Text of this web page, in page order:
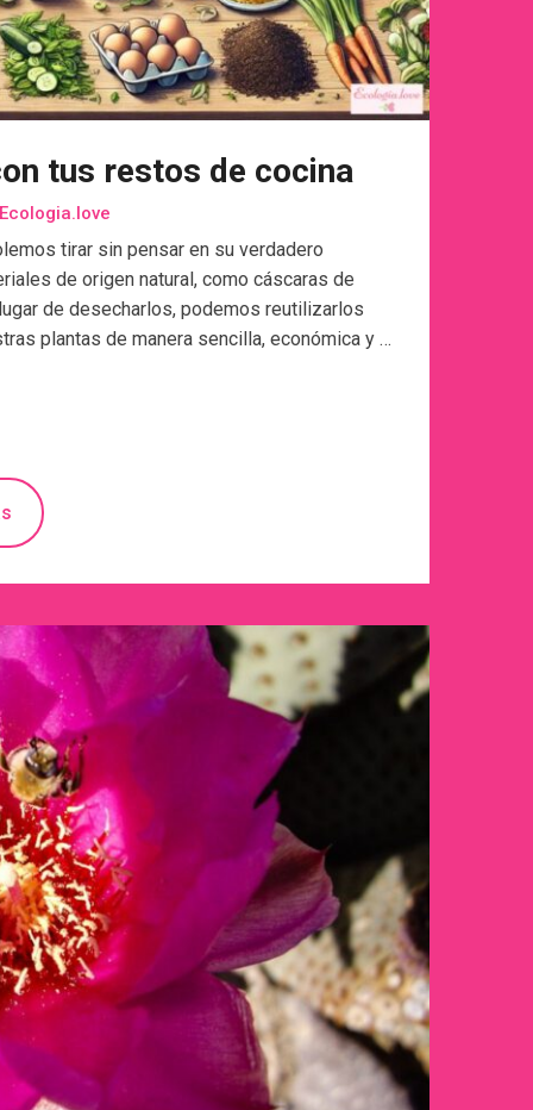
tus restos de cocina
tirar sin pensar en su verdadero
de origen natural, como cáscaras de
de desecharlos, podemos reutilizarlos
plantas de manera sencilla, económica y …